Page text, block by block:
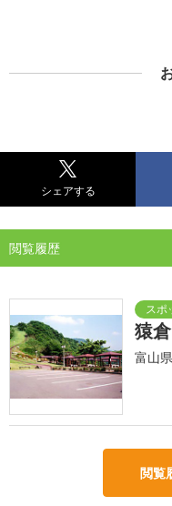
シェアする
閲覧履歴
猿
富山
閲覧